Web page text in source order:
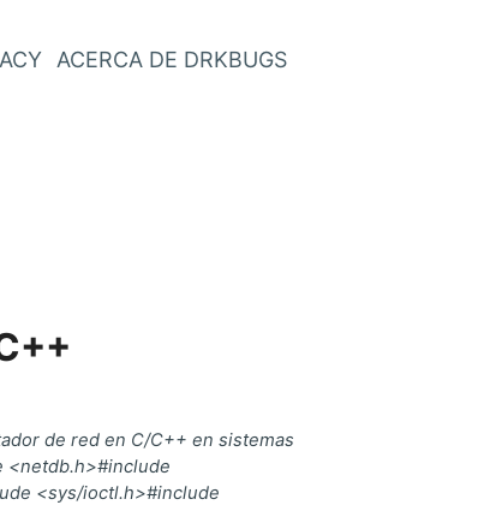
ACERCA DE DRKBUGS
de red en C/C++ en sistemas
<netdb.h>#include
<sys/ioctl.h>#include